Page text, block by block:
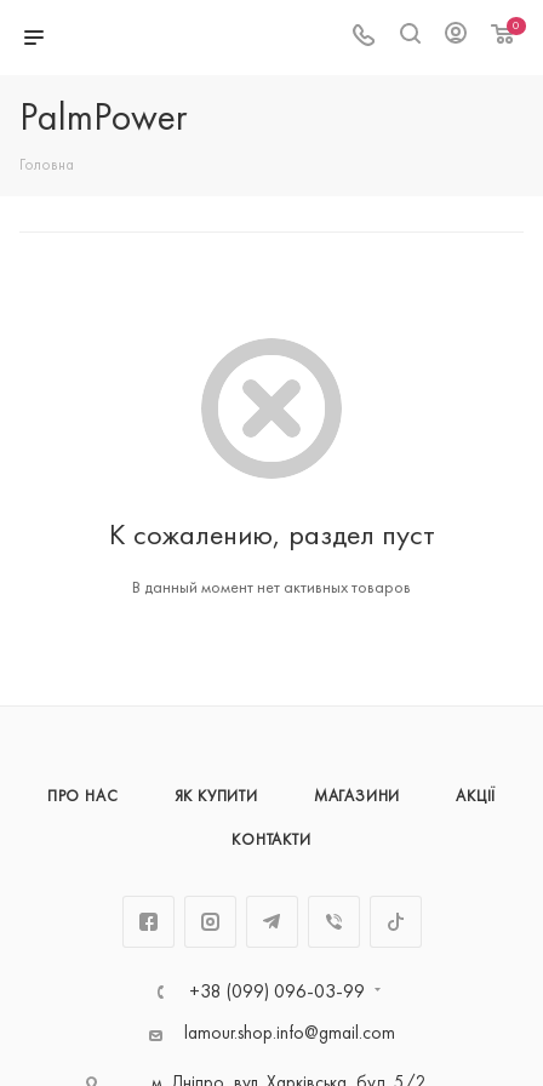
0
PalmPower
Головна
К сожалению, раздел пуст
В данный момент нет активных товаров
ПРО НАС ЯК КУПИТИ МАГАЗИНИ АКЦІЇ
КОНТАКТИ
+38 (099) 096-03-99
lamour.shop.info@gmail.com